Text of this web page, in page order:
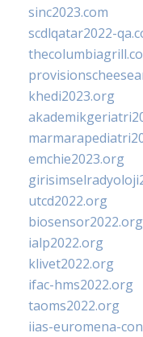
sinc2023.com
scdlqatar2022-
khedi2023.org
emchie2023.org
utcd2022.org
biosensor2022.org
ialp2022.org
klivet2022.org
ifac-hms2022.org
taoms2022.org
iias-euromena-